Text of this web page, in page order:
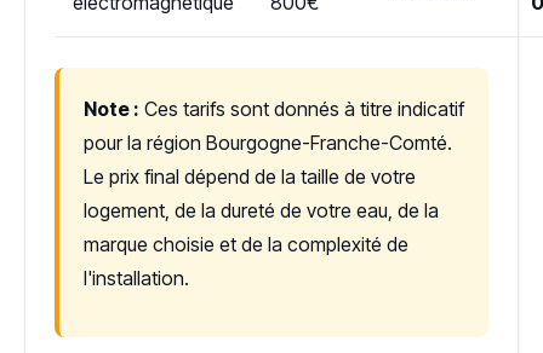
Note : Ces tarifs sont donnés à titre indicatif
pour la région Bourgogne-Franche-Comté.
Le prix final dépend de la taille de votre
logement, de la dureté de votre eau, de la
marque choisie et de la complexité de
l'installation.